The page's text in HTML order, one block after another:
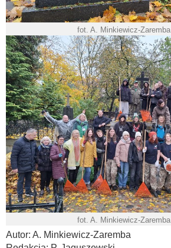
fot. A. Minkiewicz-Zaremba
fot. A. Minkiewicz-Zaremba
Autor: A. Minkiewicz-Zaremba